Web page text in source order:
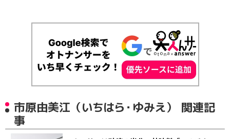
市原由美江（いちはら・ゆみえ） 関連記
事